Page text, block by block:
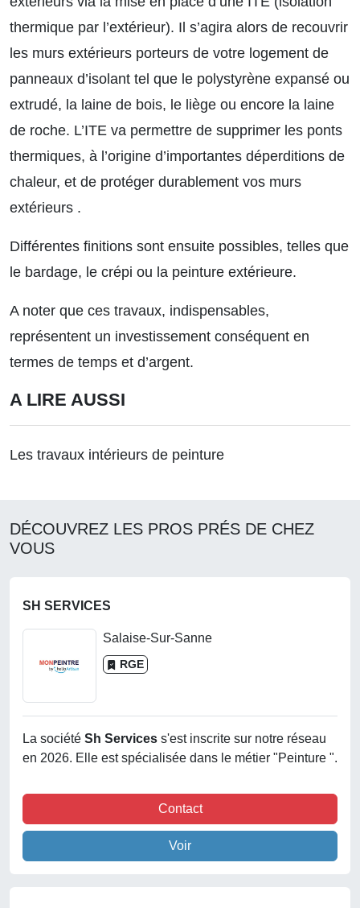
thermique par l’extérieur). Il s’agira alors de recouvrir
les murs extérieurs porteurs de votre logement de
panneaux d’isolant tel que le polystyrène expansé ou
extrudé, la laine de bois, le liège ou encore la laine
de roche. L’ITE va permettre de supprimer les ponts
thermiques, à l’origine d’importantes déperditions de
chaleur, et de protéger durablement vos murs
extérieurs .
Différentes finitions sont ensuite possibles, telles que
le bardage, le crépi ou la peinture extérieure.
A noter que ces travaux, indispensables,
représentent un investissement conséquent en
termes de temps et d’argent.
A LIRE AUSSI
Les travaux intérieurs de peinture
DÉCOUVREZ LES PROS PRÉS DE CHEZ
VOUS
SH SERVICES
Salaise-Sur-Sanne
RGE
La société Sh Services s'est inscrite sur notre réseau
en 2026. Elle est spécialisée dans le métier "Peinture ".
Contact
Voir